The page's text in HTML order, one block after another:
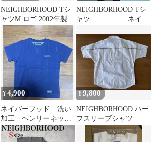
NEIGHBORHOOD Tシ
ャツM ロゴ 2002年製
初期 ネイバーフッド
NEIGHBORHOOD Tシ
ャツ ネイバ
¥4,900
ネイバーフッド 洗い
加工 ヘンリーネッ
ク TEE INDIGO Mサ
イズ
¥9,800
NEIGHBORHOOD ハー
フスリーブシャツ